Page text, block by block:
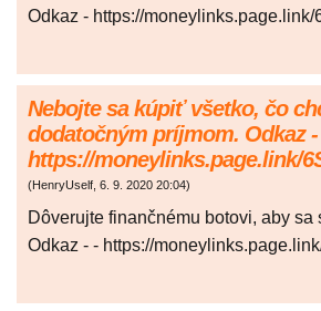
Odkaz - https://moneylinks.page.link/
Nebojte sa kúpiť všetko, čo
dodatočným príjmom. Odkaz -
https://moneylinks.page.link/
(HenryUself, 6. 9. 2020 20:04)
Dôverujte finančnému botovi, aby sa
Odkaz - - https://